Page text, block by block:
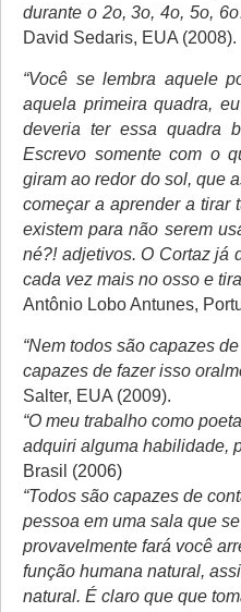
durante o 2o, 3o, 4o, 5o,
David Sedaris, EUA (2008).
“Você se lembra aquele
aquela primeira quadra,
deveria ter essa quadra
Escrevo somente com o
giram ao redor do sol, que
começar a aprender a tirar
existem para não serem
né?! adjetivos. O Cortaz já
cada vez mais no osso e
Antônio Lobo Antunes,
“Nem todos são capazes
capazes de fazer isso
Salter, EUA (2009).
“O meu trabalho como
adquiri alguma habilidade,
Brasil (2006)
“Todos são capazes de
pessoa em uma sala que
provavelmente fará você
função humana natural,
natural. É claro que que